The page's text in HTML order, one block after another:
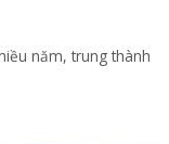
năm, trung thành